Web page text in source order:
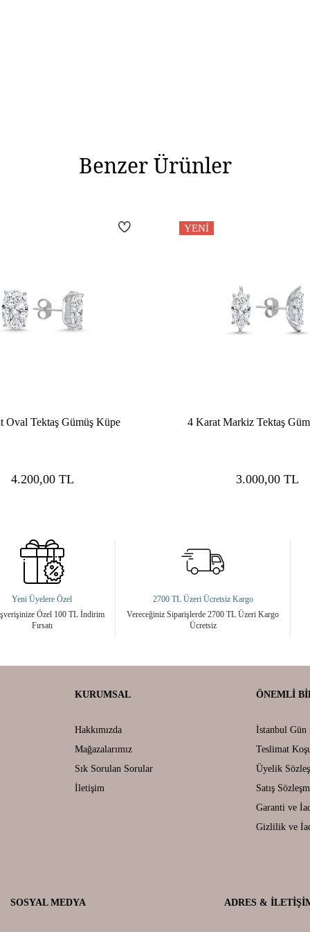
Benzer Ürünler
Oval Tektaş Gümüş Küpe
4.200,00 TL
YENI
4 Karat Markiz Tektaş
3.000,00TL
Yeni Üyelere Özel
Özel 100 TL İndirim
Fırsatı
2700 TL Üzeri Ücretsiz Kargo
Vereceğiniz Siparişlerde 2700 TL Üzeri Kargo
Ücretsiz
KURUMSAL
Hakkımızda
Mağazalarımız
Sık Sorulan Sorular
İletişim
ÖNEMLI
İstanbul Gün
Teslimat
Üyelik
Satış
Garanti ve
Gizlilik ve
SOSYAL MEDYA ADRES &